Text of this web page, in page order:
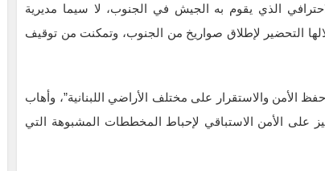
الذي يقوم به الجيش في الجنوب، لا سيما مديرية
التحضير لإطلاق صواريخ من الجنوب، وتمكنت من توقيف
الأمن والاستقرار على مختلف الأراضي اللبنانية”، وأهاب
على الأمن الاستباقي لإحباط المخططات المشبوهة التي